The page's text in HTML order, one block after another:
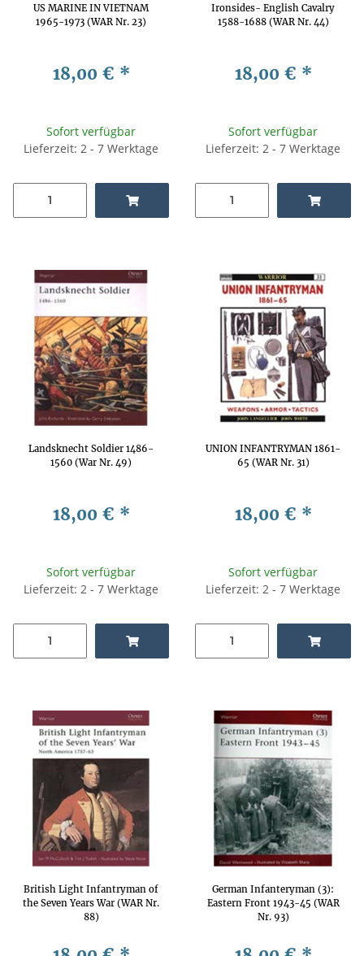
US MARINE IN VIETNAM
1965-1973 (WAR Nr. 23)
18,00 € *
Sofort verfügbar
Lieferzeit: 2 - 7 Werktage
Ironsides- English Cavalry
1588-1688 (WAR Nr. 44)
18,00 € *
Sofort verfügbar
Lieferzeit: 2 - 7 Werktage
Landsknecht Soldier 1486-
1560 (War Nr. 49)
18,00 € *
Sofort verfügbar
Lieferzeit: 2 - 7 Werktage
UNION INFANTRYMAN 1861-
65 (WAR Nr. 31)
18,00 € *
Sofort verfügbar
Lieferzeit: 2 - 7 Werktage
British Light Infantryman of
the Seven Years War (WAR Nr.
88)
German Infanteryman (3):
Eastern Front 1943-45 (WAR
Nr. 93)